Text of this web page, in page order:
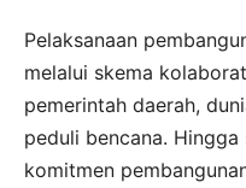
Pelaksanaan
melalui skema
pemerintah daerah,
peduli bencana.
komitmen